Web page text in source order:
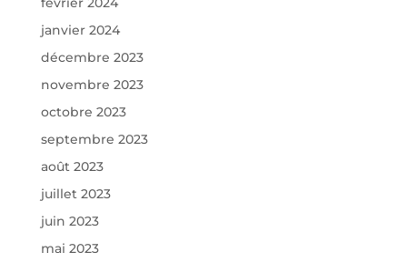
janvier 2024
décembre 2023
novembre 2023
octobre 2023
septembre 2023
août 2023
juillet 2023
juin 2023
mai 2023